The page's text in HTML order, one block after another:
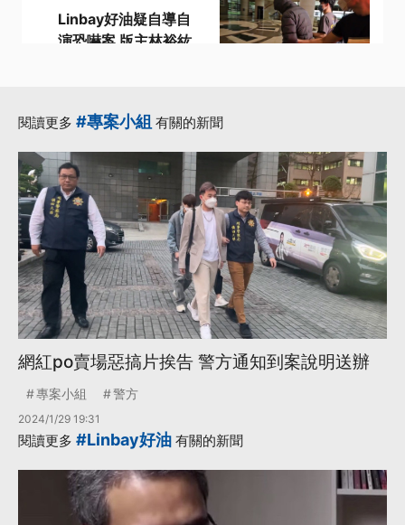
Linbay好油疑自導自
演恐嚇案 版主林裕紘
·自導自演·更多...
閱讀更多 #專案小組 有關的新聞
網紅po賣場惡搞片挨告 警方通知到案說明送辦
專案小組 警方
2024/1/29 19:31
閱讀更多 #Linbay好油 有關的新聞